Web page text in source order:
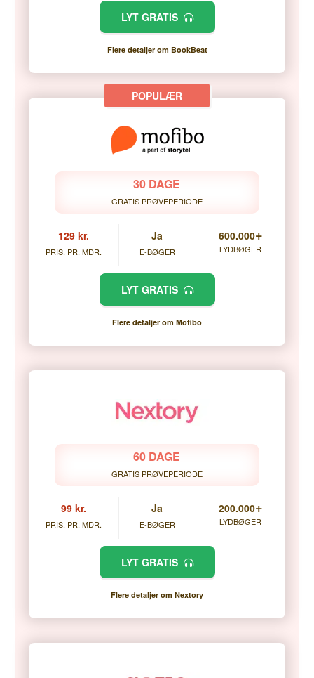
LYT GRATIS
Flere detaljer om BookBeat
30 DAGE
GRATIS PRØVEPERIODE
129 kr.
PRIS. PR. MDR.
Ja
E-BØGER
600.000+
LYDBØGER
LYT GRATIS
Flere detaljer om Mofibo
60 DAGE
GRATIS PRØVEPERIODE
99 kr.
PRIS. PR. MDR.
Ja
E-BØGER
200.000+
LYDBØGER
LYT GRATIS
Flere detaljer om Nextory